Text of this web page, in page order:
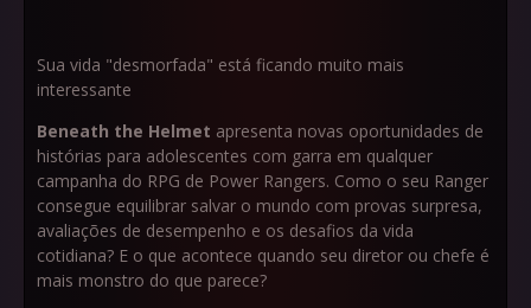
Sua vida "desmorfada" está ficando muito mais
interessante
Beneath the Helmet apresenta novas oportunidades de
histórias para adolescentes com garra em qualquer
campanha do RPG de Power Rangers. Como o seu Ranger
consegue equilibrar salvar o mundo com provas surpresa,
avaliações de desempenho e os desafios da vida
cotidiana? E o que acontece quando seu diretor ou chefe é
mais monstro do que parece?